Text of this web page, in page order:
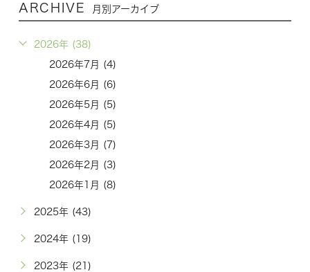
ARCHIVE 月別アーカイブ
2026年 (38)
2026年7月 (4)
2026年6月 (6)
2026年5月 (5)
2026年4月 (5)
2026年3月 (7)
2026年2月 (3)
2026年1月 (8)
2025年 (43)
2024年 (19)
2023年 (21)